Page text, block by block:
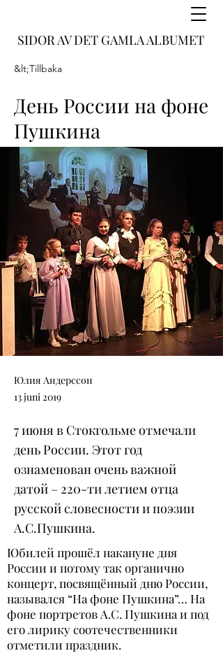
SIDOR AV DET GAMLA ALBUMET
&lt;Tillbaka
День России на фоне
Пушкина
Юлия Андерссон
13 juni 2019
7 июня в Стокгольме отмечали
день России. Этот год
ознаменован очень важной
датой – 220-ти летием отца
русской словесности и поэзии
А.С.Пушкина.
Юбилей прошёл накануне дня
России и потому так органично
концерт, посвящённый дню России,
назывался “На фоне Пушкина”… На
фоне портретов А.С. Пушкина и под
его лирику соотечественники
отметили праздник.